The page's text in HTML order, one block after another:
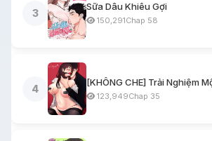
3
Sữa Dâu Khiêu Gợi
150,291Chap 58
4
123,949Chap 35